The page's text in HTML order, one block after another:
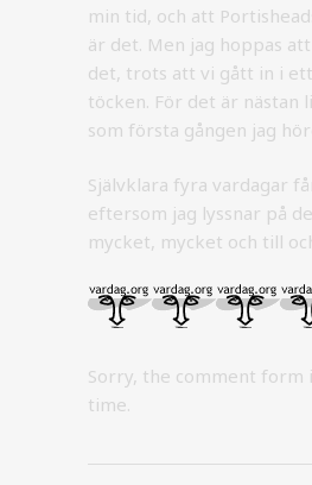
min tid, och att
är det. Men jag hoppas
det, trots att vi gått in i
töcken. För det är nästan
som första gången jag
Självklara fyra vardagar
eftersom jag lyssnar på
mycket, mycket och till
Sorry, the comment form
time.